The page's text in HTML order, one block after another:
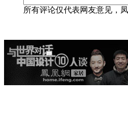
所有评论仅代表网友意见，